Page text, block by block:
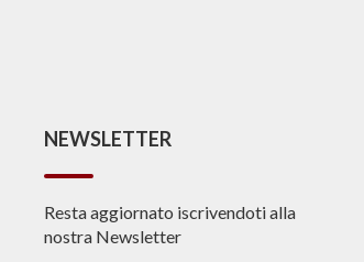
NEWSLETTER
Resta aggiornato iscrivendoti alla
nostra Newsletter